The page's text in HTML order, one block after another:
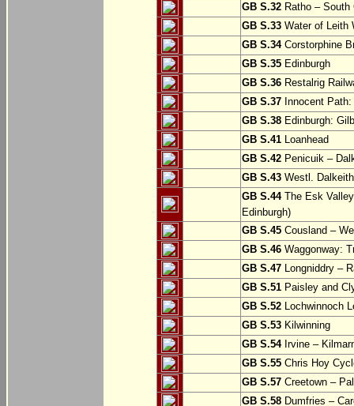
GB S.32 Ratho – South
GB S.33 Water of Leith
GB S.34Corstorphine
GB S.35 Edinburgh
GB S.36 Restalrig
GB S.37 Innocent
GB S.38 Edinburgh:
GB S.41 Loanhead
GB S.42 Penicuik –
GB S.43 Westl. Dalkeith
GB S.44The Esk
Edinburgh)
GB S.45 Cousland –
GB S.46 Waggonway:
GB S.47 Longniddry –
GB S.51 Paisley and
GB S.52 Lochwinnoch
GB S.53 Kilwinning
GB S.54Irvine –
GB S.55 Chris Hoy
GB S.57 Creetown –
GB S.58 Dumfries –